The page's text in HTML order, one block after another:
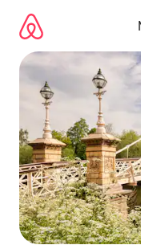
directement
contenu